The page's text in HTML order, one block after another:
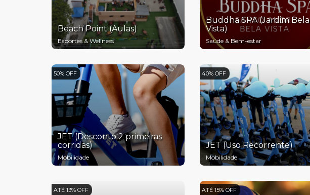
Beach Point (Aulas)
Esportes & Wellness
Buddha SPA (Jardim Bela
Vista)
Saúde & Bem-estar
50% OFF
JET (Desconto 2 primeiras
corridas)
Mobilidade
40% OFF
JET (Uso Recorrente)
Mobilidade
ATÉ 13% OFF ATÉ 15% OFF